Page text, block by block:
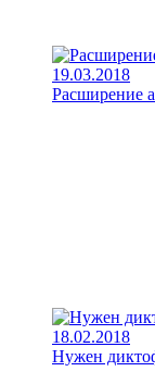
19.03.2018
Расширение
18.02.2018
Нужен